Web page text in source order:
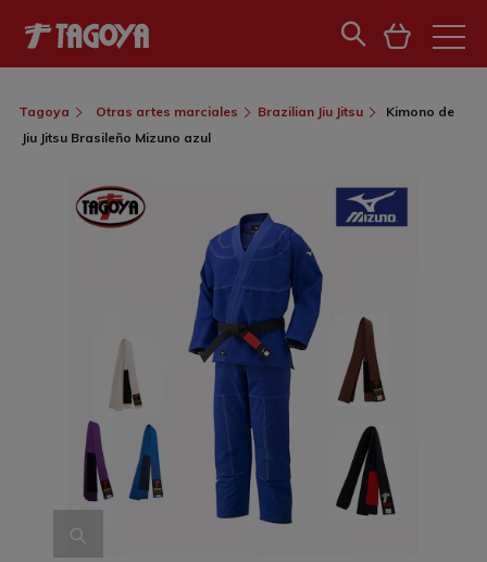
Tagoya Otras artes marciales Brazilian Jiu Jitsu
Kimono de
Jiu Jitsu Brasileño Mizuno azul